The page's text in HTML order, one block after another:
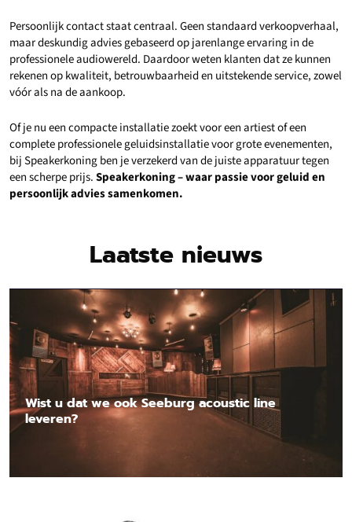
Persoonlijk contact staat centraal. Geen standaard verkoopverhaal,
maar deskundig advies gebaseerd op jarenlange ervaring in de
professionele audiowereld. Daardoor weten klanten dat ze kunnen
rekenen op kwaliteit, betrouwbaarheid en uitstekende service, zowel
vóór als na de aankoop.
Of je nu een compacte installatie zoekt voor een artiest of een
complete professionele geluidsinstallatie voor grote evenementen,
bij Speakerkoning ben je verzekerd van de juiste apparatuur tegen
een scherpe prijs.Speakerkoning – waar passie voor geluid en
persoonlijk advies samenkomen.
Laatste nieuws
Wist u dat we ook Seeburg acoustic line
leveren?